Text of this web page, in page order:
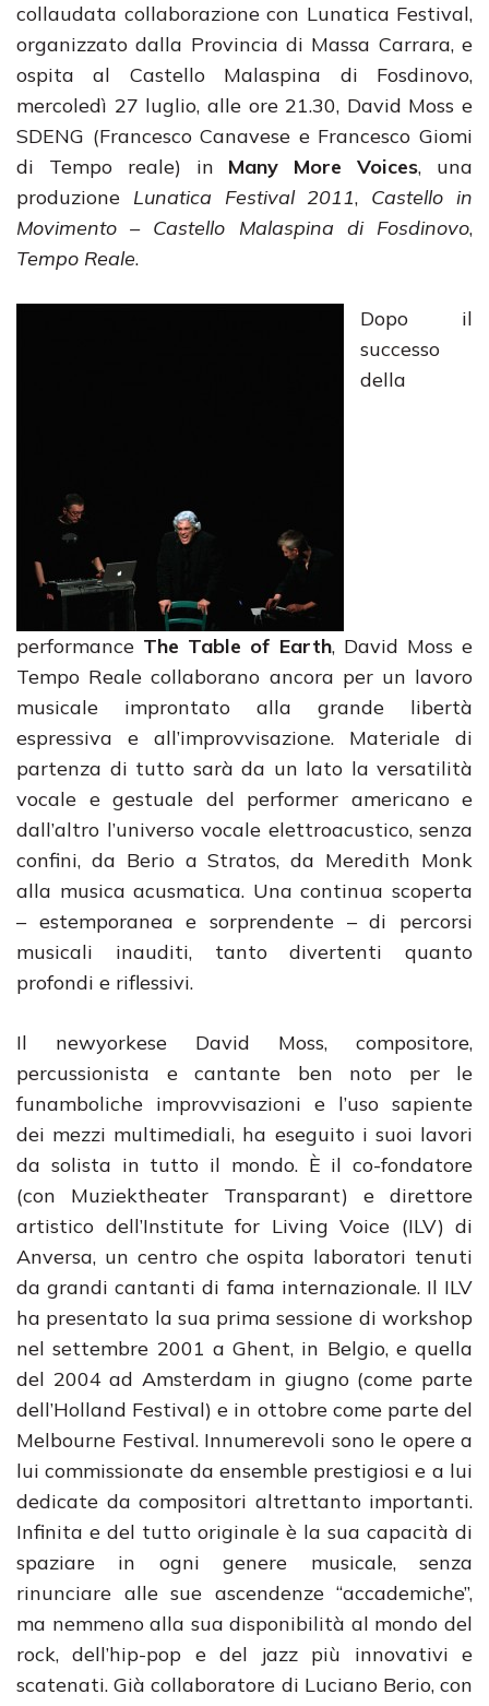
collaudata collaborazione con Lunatica Festival,
organizzato dalla Provincia di Massa Carrara, e
ospita al Castello Malaspina di Fosdinovo,
mercoledì 27 luglio, alle ore 21.30, David Moss e
SDENG (Francesco Canavese e Francesco Giomi
di Tempo reale) in Many More Voices, una
produzione Lunatica Festival 2011, Castello in
Movimento – Castello Malaspina di Fosdinovo,
Tempo Reale.
Dopo il
successo
della
performance The Table of Earth, David Moss e
Tempo Reale collaborano ancora per un lavoro
musicale improntato alla grande libertà
espressiva e all’improvvisazione. Materiale di
partenza di tutto sarà da un lato la versatilità
vocale e gestuale del performer americano e
dall’altro l’universo vocale elettroacustico, senza
confini, da Berio a Stratos, da Meredith Monk
alla musica acusmatica. Una continua scoperta
– estemporanea e sorprendente – di percorsi
musicali inauditi, tanto divertenti quanto
profondi e riflessivi.
Il newyorkese David Moss, compositore,
percussionista e cantante ben noto per le
funamboliche improvvisazioni e l’uso sapiente
dei mezzi multimediali, ha eseguito i suoi lavori
da solista in tutto il mondo. È il co-fondatore
(con Muziektheater Transparant) e direttore
artistico dell’Institute for Living Voice (ILV) di
Anversa, un centro che ospita laboratori tenuti
da grandi cantanti di fama internazionale. Il ILV
ha presentato la sua prima sessione di workshop
nel settembre 2001 a Ghent, in Belgio, e quella
del 2004 ad Amsterdam in giugno (come parte
dell’Holland Festival) e in ottobre come parte del
Melbourne Festival. Innumerevoli sono le opere a
lui commissionate da ensemble prestigiosi e a lui
dedicate da compositori altrettanto importanti.
Infinita e del tutto originale è la sua capacità di
spaziare in ogni genere musicale, senza
rinunciare alle sue ascendenze “accademiche”,
ma nemmeno alla sua disponibilità al mondo del
rock, dell’hip-pop e del jazz più innovativi e
scatenati. Già collaboratore di Luciano Berio, con